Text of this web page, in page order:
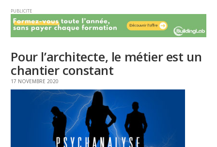
PUBLICITE
Pour l’architecte, le métier est un
chantier constant
17 NOVEMBRE 2020